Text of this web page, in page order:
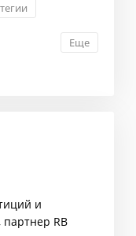
Еще
и
RB